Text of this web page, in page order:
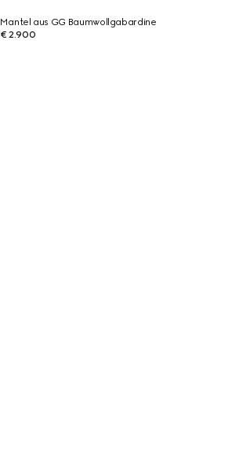
Mantel aus GG Baumwollgabardine
€ 2.900